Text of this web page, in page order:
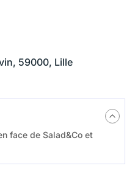
59000, Lille
face de Salad&Co et